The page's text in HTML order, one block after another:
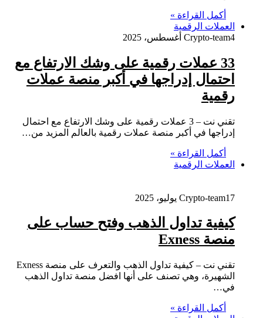
أكمل القراءة »
العملات الرقمية
Crypto-team4 أغسطس، 2025
33 عملات رقمية على وشك الارتفاع مع
احتمال إدراجها في أكبر منصة عملات
رقمية
تقني نت – 3 عملات رقمية على وشك الارتفاع مع احتمال
إدراجها في أكبر منصة عملات رقمية بالعالم المزيد من…
أكمل القراءة »
العملات الرقمية
Crypto-team17 يوليو، 2025
كيفية تداول الذهب وفتح حساب على
منصة Exness
تقني نت – كيفية تداول الذهب والتعرف على منصة Exness
الشهيرة، وهي تصنف على أنها افضل منصة تداول الذهب
في…
أكمل القراءة »